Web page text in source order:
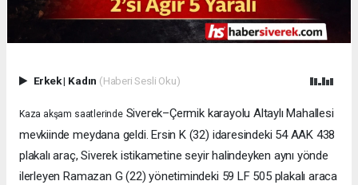
Erkek| Kadın (Haberi Sesli Oku)
Kaza akşam saatlerindeSiverek–Çermik karayolu Altaylı Mahallesi
mevkiinde meydana geldi. Ersin K (32) idaresindeki 54 AAK 438
plakalı araç, Siverek istikametine seyir halindeyken aynı yönde
ilerleyen Ramazan G (22) yönetimindeki 59 LF 505 plakalı araca